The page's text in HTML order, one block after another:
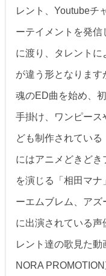
レント、Youtubeチ
ーテイメントを発
に渡り、タレント
が違う形となります
魂のED曲を始め、
手掛け、ワンピース
ども制作されてい
にはアニメどきどき
を演じる「相田マ
ーエムブレム、ア
に出演されている
レント達の歌見た
NORA